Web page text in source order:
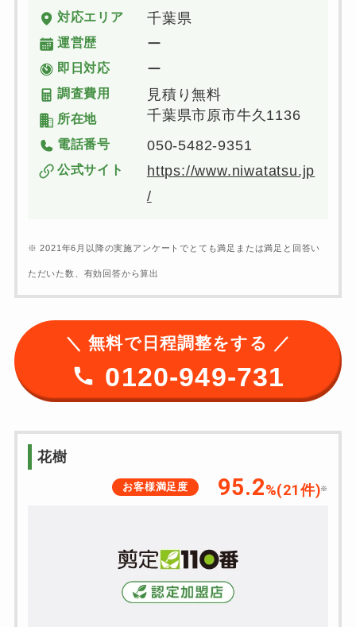
対応エリア 千葉県
運営歴 ー
即日対応 ー
調査費用 見積り無料
所在地 千葉県市原市牛久1136
電話番号 050-5482-9351
公式サイト
https://www.niwatatsu.jp
/
※ 2021年6月以降の実施アンケートでとても満足または満足と回答い
ただいた数、有効回答から算出
＼ 無料で日程調整をする ／
0120-949-731
花樹
お客様満足度 95.2%(21件)※